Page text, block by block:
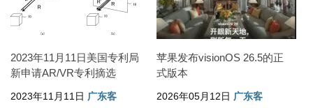
2023年11月11日美国专利局
新申请AR/VR专利摘选
2023年11月11日 广东客
苹果发布visionOS 26.5的正
式版本
2026年05月12日 广东客